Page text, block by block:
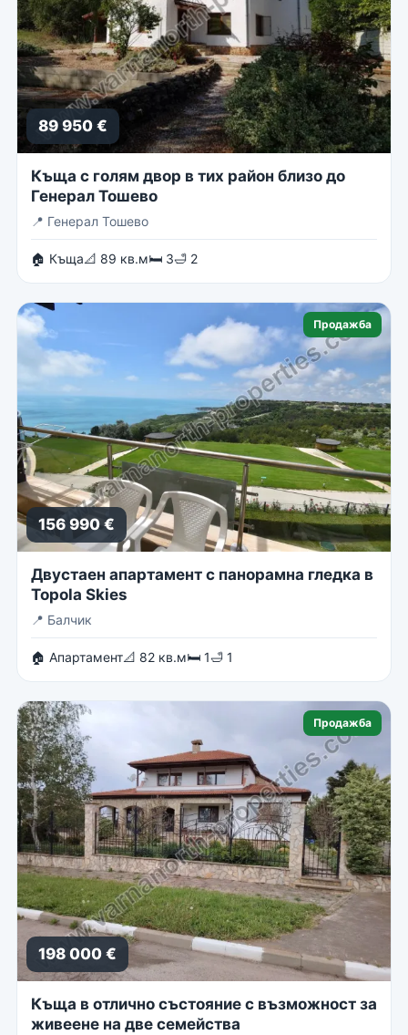
89 950 €
Къща с голям двор в тих район близо до
Генерал Тошево
📍 Генерал Тошево
🏠 Къща📐 89 кв.м🛏 3🛁 2
Продажба
156 990 €
Двустаен апартамент с панорамна гледка в
Topola Skies
📍 Балчик
🏠 Апартамент📐 82 кв.м🛏 1🛁 1
Продажба
198 000 €
Къща в отлично състояние с възможност за
живеене на две семейства